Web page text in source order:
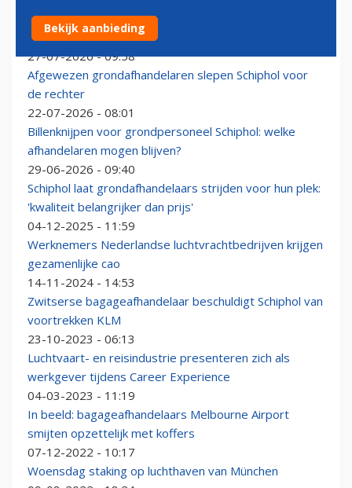
Teamwork onder de vleugels op Schiphol: 'tandje
bijschakelen in de zomerpiek'
27-07-2026 - 09:58
Afgewezen grondafhandelaren slepen Schiphol voor
de rechter
22-07-2026 - 08:01
Billenknijpen voor grondpersoneel Schiphol: welke
afhandelaren mogen blijven?
29-06-2026 - 09:40
Schiphol laat grondafhandelaars strijden voor hun plek:
'kwaliteit belangrijker dan prijs'
04-12-2025 - 11:59
Werknemers Nederlandse luchtvrachtbedrijven krijgen
gezamenlijke cao
14-11-2024 - 14:53
Zwitserse bagageafhandelaar beschuldigt Schiphol van
voortrekken KLM
23-10-2023 - 06:13
Luchtvaart- en reisindustrie presenteren zich als
werkgever tijdens Career Experience
04-03-2023 - 11:19
In beeld: bagageafhandelaars Melbourne Airport
smijten opzettelijk met koffers
07-12-2022 - 10:17
Woensdag staking op luchthaven van München
Bekijk aanbieding